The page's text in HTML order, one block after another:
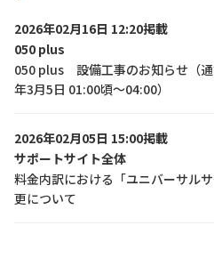
2026年02月16日 12:20掲載
050 plus
050 plus 設備工事のお知らせ（
年3月5日 01:00頃～04:00）
2026年02月05日 15:00掲載
サポートサイト全体
料金内訳における「ユニバーサル
更について